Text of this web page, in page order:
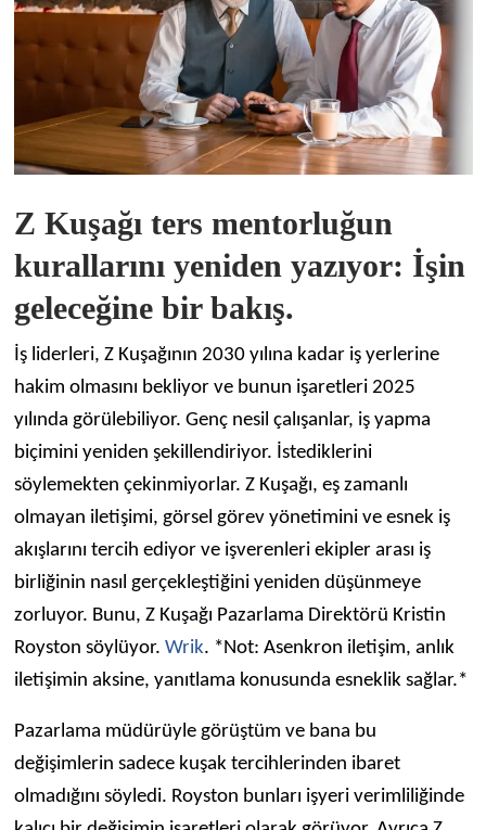
Z Kuşağı ters mentorluğun
kurallarını yeniden yazıyor: İşin
geleceğine bir bakış.
İş liderleri, Z Kuşağının 2030 yılına kadar iş yerlerine
hakim olmasını bekliyor ve bunun işaretleri 2025
yılında görülebiliyor. Genç nesil çalışanlar, iş yapma
biçimini yeniden şekillendiriyor. İstediklerini
söylemekten çekinmiyorlar. Z Kuşağı, eş zamanlı
olmayan iletişimi, görsel görev yönetimini ve esnek iş
akışlarını tercih ediyor ve işverenleri ekipler arası iş
birliğinin nasıl gerçekleştiğini yeniden düşünmeye
zorluyor. Bunu, Z Kuşağı Pazarlama Direktörü Kristin
Royston söylüyor. Wrik. *Not: Asenkron iletişim, anlık
iletişimin aksine, yanıtlama konusunda esneklik sağlar.*
Pazarlama müdürüyle görüştüm ve bana bu
değişimlerin sadece kuşak tercihlerinden ibaret
olmadığını söyledi. Royston bunları işyeri verimliliğinde